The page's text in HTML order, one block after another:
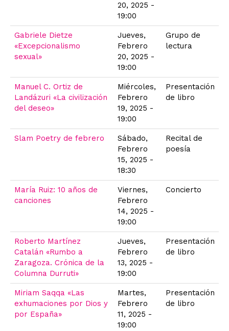
20, 2025 -
19:00
Gabriele Dietze
«Excepcionalismo
sexual»
Jueves,
Febrero
20, 2025 -
19:00
Grupo de
lectura
Manuel C. Ortiz de
Landázuri «La civilización
del deseo»
Miércoles,
Febrero
19, 2025 -
19:00
Presentación
de libro
Slam Poetry de febrero
Sábado,
Febrero
15, 2025 -
18:30
Recital de
poesía
María Ruiz: 10 años de
canciones
Viernes,
Febrero
14, 2025 -
19:00
Concierto
Roberto Martínez
Catalán «Rumbo a
Zaragoza. Crónica de la
Columna Durruti»
Jueves,
Febrero
13, 2025 -
19:00
Presentación
de libro
Miriam Saqqa «Las
exhumaciones por Dios y
por España»
Martes,
Febrero
11, 2025 -
19:00
Presentación
de libro